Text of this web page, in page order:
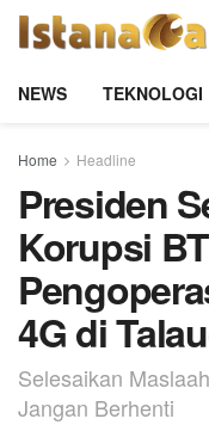
NEWS TEKNOLOGI
Home Headline
Presiden
Korupsi
4G di
Selesaikan
Jangan Berhenti